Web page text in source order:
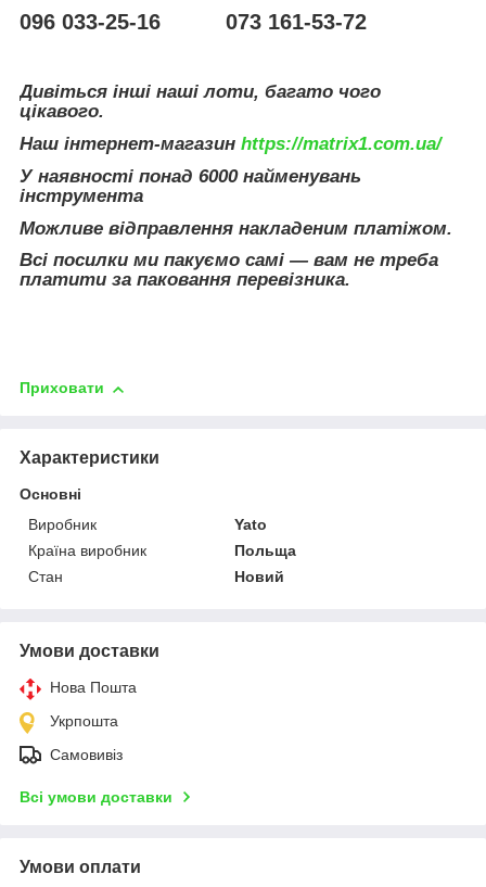
096 033-25-16 073 161-53-72
Дивіться інші наші лоти, багато чого
цікавого.
Наш інтернет-магазин https://matrix1.com.ua/
У наявності понад 6000 найменувань
інструмента
Можливе відправлення накладеним платіжом.
Всі посилки ми пакуємо самі — вам не треба
платити за паковання перевізника.
Приховати
Характеристики
Основні
Виробник
Yato
Країна виробник
Польща
Стан
Новий
Умови доставки
Нова Пошта
Укрпошта
Самовивіз
Всі умови доставки
Умови оплати